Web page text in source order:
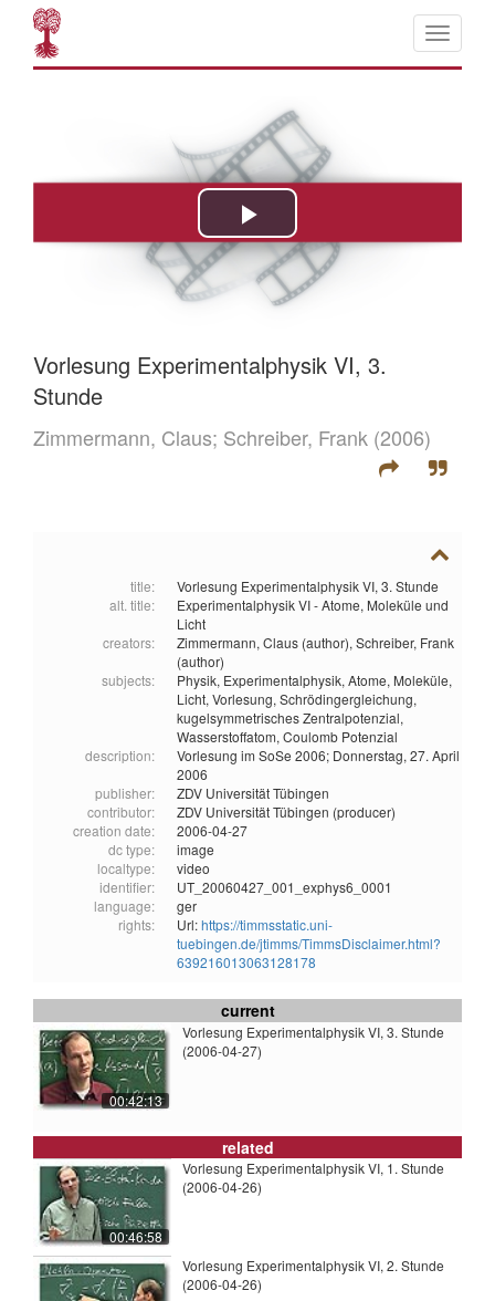
Vorlesung Experimentalphysik VI, 3.
Stunde
Zimmermann, Claus; Schreiber, Frank (2006)
title:
Vorlesung Experimentalphysik VI, 3. Stunde
alt. title:
Experimentalphysik VI - Atome, Moleküle und
Licht
creators:
Zimmermann, Claus (author), Schreiber, Frank
(author)
subjects:
Physik, Experimentalphysik, Atome, Moleküle,
Licht, Vorlesung, Schrödingergleichung,
kugelsymmetrisches Zentralpotenzial,
Wasserstoffatom, Coulomb Potenzial
description:
Vorlesung im SoSe 2006; Donnerstag, 27. April
2006
publisher:
ZDV Universität Tübingen
contributor:
ZDV Universität Tübingen (producer)
creation date:
2006-04-27
dc type:
image
localtype:
video
identifier:
UT_20060427_001_exphys6_0001
language:
ger
rights:
Url:https://timmsstatic.uni-
tuebingen.de/jtimms/TimmsDisclaimer.html?
639216013063128178
current
00:42:13
Vorlesung Experimentalphysik VI, 3. Stunde
(2006-04-27)
related
00:46:58
Vorlesung Experimentalphysik VI, 1. Stunde
(2006-04-26)
Vorlesung Experimentalphysik VI, 2. Stunde
(2006-04-26)